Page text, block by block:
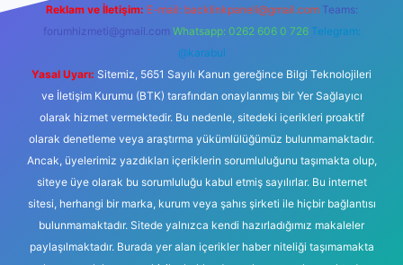
Reklam ve İletişim: E-mail: backlinkpaneli@gmail.com Teams:
forumhizmeti@gmail.com Whatsapp: 0262 606 0 726 Telegram:
@karabul
Yasal Uyarı: Sitemiz, 5651 Sayılı Kanun gereğince Bilgi Teknolojileri
ve İletişim Kurumu (BTK) tarafından onaylanmış bir Yer Sağlayıcı
olarak hizmet vermektedir. Bu nedenle, sitedeki içerikleri proaktif
olarak denetleme veya araştırma yükümlülüğümüz bulunmamaktadır.
Ancak, üyelerimiz yazdıkları içeriklerin sorumluluğunu taşımakta olup,
siteye üye olarak bu sorumluluğu kabul etmiş sayılırlar. Bu internet
sitesi, herhangi bir marka, kurum veya şahıs şirketi ile hiçbir bağlantısı
bulunmamaktadır. Sitede yalnızca kendi hazırladığımız makaleler
paylaşılmaktadır. Burada yer alan içerikler haber niteliği taşımamakta